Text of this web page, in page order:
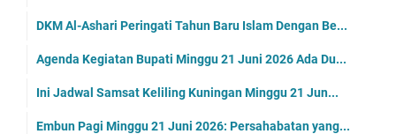
DKM Al-Ashari Peringati Tahun Baru Islam Dengan Be...
Agenda Kegiatan Bupati Minggu 21 Juni 2026 Ada Du...
Ini Jadwal Samsat Keliling Kuningan Minggu 21 Jun...
Embun Pagi Minggu 21 Juni 2026: Persahabatan yang...